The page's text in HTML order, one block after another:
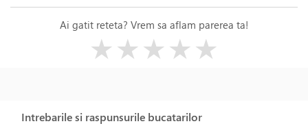
Ai gatit reteta? Vrem sa aflam parerea ta!
★★★★★
Intrebarile si raspunsurile bucatarilor